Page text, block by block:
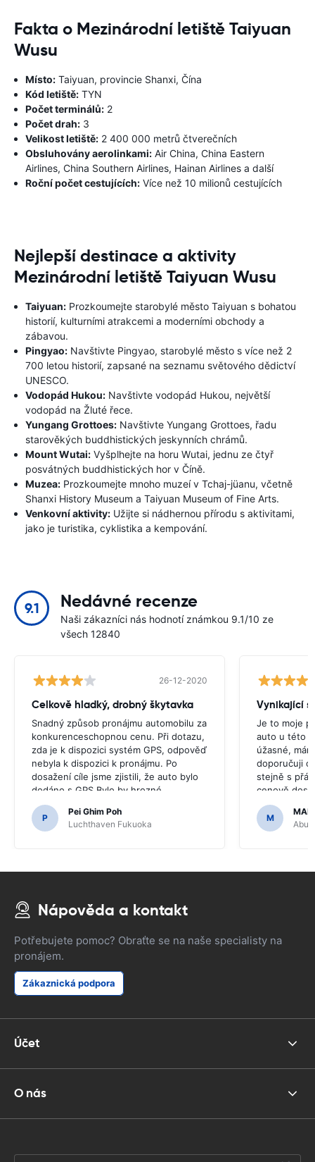
Fakta o Mezinárodní letiště Taiyuan
Wusu
Místo: Taiyuan, provincie Shanxi, Čína
Kód letiště: TYN
Počet terminálů: 2
Počet drah: 3
Velikost letiště: 2 400 000 metrů čtverečních
Obsluhovány aerolinkami: Air China, China Eastern
Airlines, China Southern Airlines, Hainan Airlines a další
Roční počet cestujících: Více než 10 milionů cestujících
Nejlepší destinace a aktivity
Mezinárodní letiště Taiyuan Wusu
Taiyuan: Prozkoumejte starobylé město Taiyuan s bohatou
historií, kulturními atrakcemi a moderními obchody a
zábavou.
Pingyao: Navštivte Pingyao, starobylé město s více než 2
700 letou historií, zapsané na seznamu světového dědictví
UNESCO.
Vodopád Hukou: Navštivte vodopád Hukou, největší
vodopád na Žluté řece.
Yungang Grottoes: Navštivte Yungang Grottoes, řadu
starověkých buddhistických jeskynních chrámů.
Mount Wutai: Vyšplhejte na horu Wutai, jednu ze čtyř
posvátných buddhistických hor v Číně.
Muzea: Prozkoumejte mnoho muzeí v Tchaj-jüanu, včetně
Shanxi History Museum a Taiyuan Museum of Fine Arts.
Venkovní aktivity: Užijte si nádhernou přírodu s aktivitami,
jako je turistika, cyklistika a kempování.
9.1 Nedávné recenze
Naši zákazníci nás hodnotí známkou 9.1/10 ze
všech 12840
26-12-2020
Celkově hladký, drobný škytavka
Snadný způsob pronájmu automobilu za
konkurenceschopnou cenu. Při dotazu,
zda je k dispozici systém GPS, odpověď
nebyla k dispozici k pronájmu. Po
dosažení cíle jsme zjistili, že auto bylo
dodáno s GPS.Bylo by hrozné,
kdybychom se rozhodli koupit GPS,
protože bylo nutné jet po japonských
silnicích.
P
Pei Ghim Poh
Luchthaven Fukuoka
Vynikající
Je to moje
auto u této
úžasné,
doporučuji
stejně s
cenově
M
Abu
Nápověda a kontakt
Potřebujete pomoc? Obraťte se na naše specialisty na
pronájem.
Zákaznická podpora
Účet
O nás